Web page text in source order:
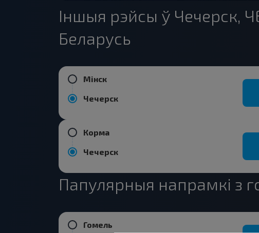
Іншыя рэйсы ў Чечерск,
Беларусь
Мінск
Чечерск
Корма
Чечерск
Папулярныя напрамкі з
Гомель